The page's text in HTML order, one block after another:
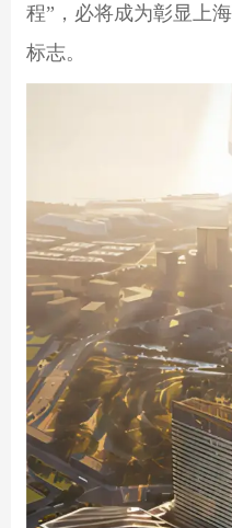
程”，必将成为彰显上
标志。